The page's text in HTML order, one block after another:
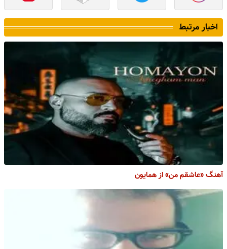
اخبار مرتبط
آهنگ «عاشقم من» از همایون